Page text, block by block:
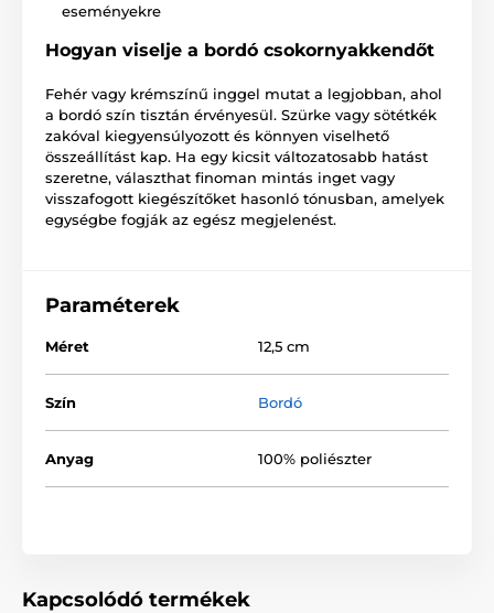
eseményekre
Hogyan viselje a bordó csokornyakkendőt
Fehér vagy krémszínű inggel mutat a legjobban, ahol
a bordó szín tisztán érvényesül. Szürke vagy sötétkék
zakóval kiegyensúlyozott és könnyen viselhető
összeállítást kap. Ha egy kicsit változatosabb hatást
szeretne, választhat finoman mintás inget vagy
visszafogott kiegészítőket hasonló tónusban, amelyek
egységbe fogják az egész megjelenést.
Paraméterek
Méret 12,5 cm
Szín Bordó
Anyag 100% poliészter
Kapcsolódó termékek